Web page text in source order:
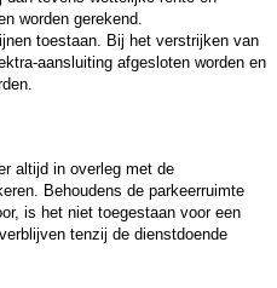
worden gerekend.
toestaan. Bij het verstrijken van
aansluiting afgesloten worden en
altijd in overleg met de
Behoudens de parkeerruimte
is het niet toegestaan voor een
tenzij de dienstdoende